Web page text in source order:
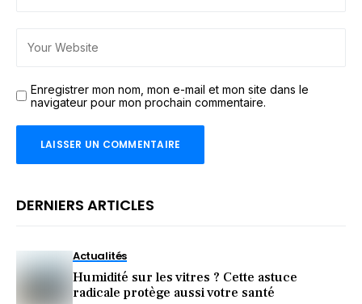
Enregistrer mon nom, mon e-mail et mon site dans le
navigateur pour mon prochain commentaire.
DERNIERS ARTICLES
Actualités
Humidité sur les vitres ? Cette astuce
radicale protège aussi votre santé